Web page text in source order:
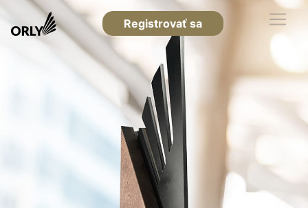
Registrovať sa